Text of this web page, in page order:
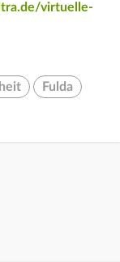
virtuelle-
Fulda